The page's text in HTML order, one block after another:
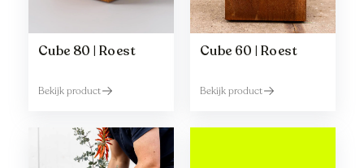
Cube 80 | Roest
Bekijk product
Cube 60 | Roest
Bekijk product